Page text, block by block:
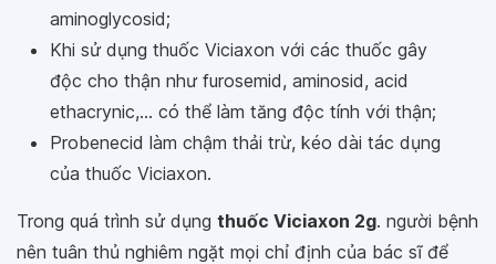
aminoglycosid;
Khi sử dụng thuốc Viciaxon với các thuốc gây
độc cho thận như furosemid, aminosid, acid
ethacrynic,... có thể làm tăng độc tính với thận;
Probenecid làm chậm thải trừ, kéo dài tác dụng
của thuốc Viciaxon.
Trong quá trình sử dụng thuốc Viciaxon 2g. người bệnh
nên tuân thủ nghiêm ngặt mọi chỉ định của bác sĩ để